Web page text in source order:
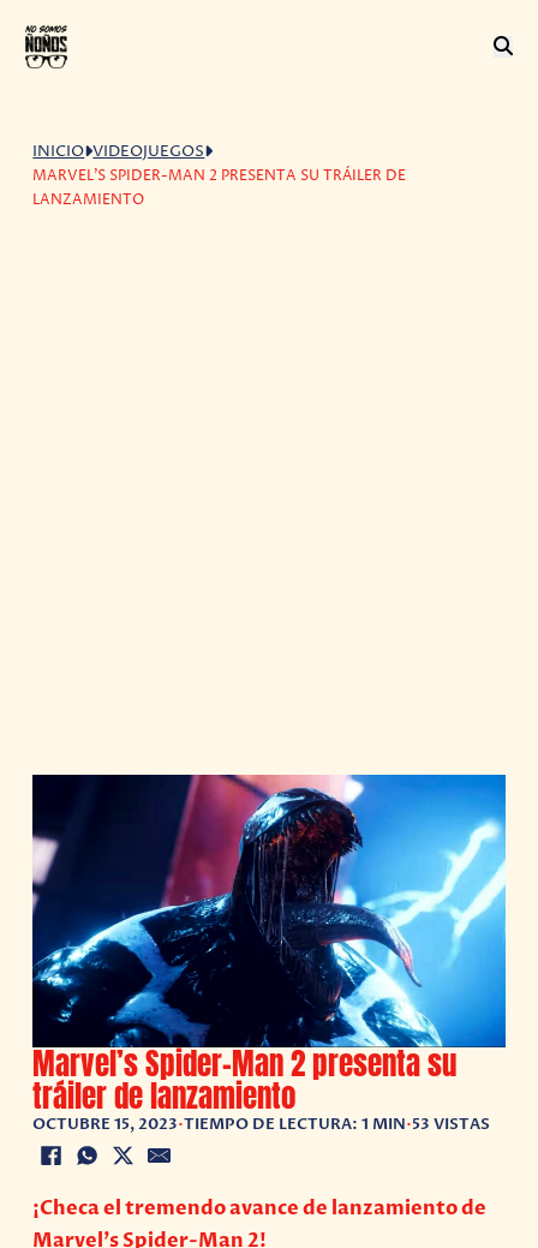
INICIO VIDEOJUEGOS
MARVEL'S SPIDER-MAN 2 PRESENTA SU TRÁILER DE
LANZAMIENTO
Marvel’s Spider-Man 2 presenta su
tráiler de lanzamiento
OCTUBRE 15, 2023•TIEMPO DE LECTURA: 1 MIN•53 VISTAS
¡Checa el tremendo avance de lanzamiento de
Marvel’s Spider-Man 2!